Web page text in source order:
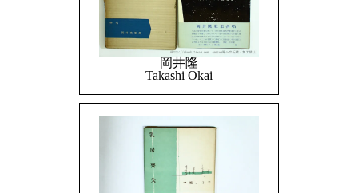
岡井隆
Takashi Okai